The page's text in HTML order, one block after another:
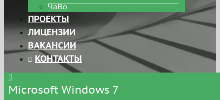
ЧаВо
ПРОЕКТЫ
ЛИЦЕНЗИИ
ВАКАНСИИ
КОНТАКТЫ
Microsoft Windows 7